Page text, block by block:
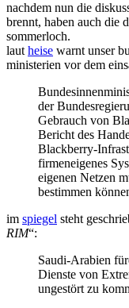
nachdem nun die
brennt, haben auch die
sommerloch.
laut heise warnt unser
ministerien vor dem
der
Gebrauch von
Bericht des
Blackberry-
firmeneigenes
eigenen Netzen
bestimmen
im spiegel steht
RIM“:
Saudi-Arabien
Dienste von
ungestört zu